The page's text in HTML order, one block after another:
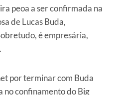
peoa a ser confirmada na
de Lucas Buda,
é empresária,
por terminar com Buda
no confinamento do Big